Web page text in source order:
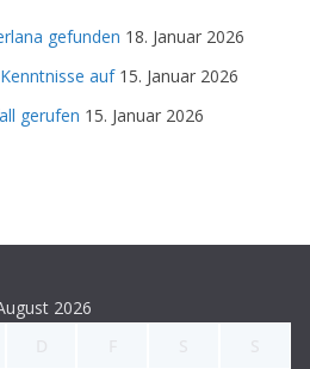
gefunden 18. Januar 2026
auf 15. Januar 2026
gerufen 15. Januar 2026
2026